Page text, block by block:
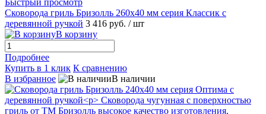
Сковорода гриль Бризолль 260x40 мм серия Классик c
деревянной ручкой 3 416 руб. / шт
В корзину
Подробнее
Купить в 1 клик К сравнению
В избранное
В наличии